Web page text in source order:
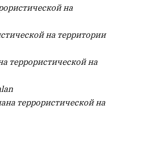
на
на территории
террористической на
террористической на